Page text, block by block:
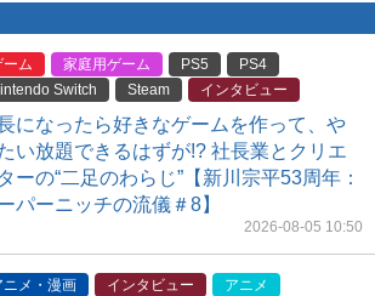
ーム 家庭用ゲーム PS5
PS4
Switch
Steam インタビュー
になったら好きなゲームを作って、や
い放題できるはずが!? 社長業とクリエ
ーの“二足のわらじ”【新川宗平53周年：
パーニッチの流儀＃8】
2026-08-05 10:50
ニメ・漫画 インタビュー アニメ